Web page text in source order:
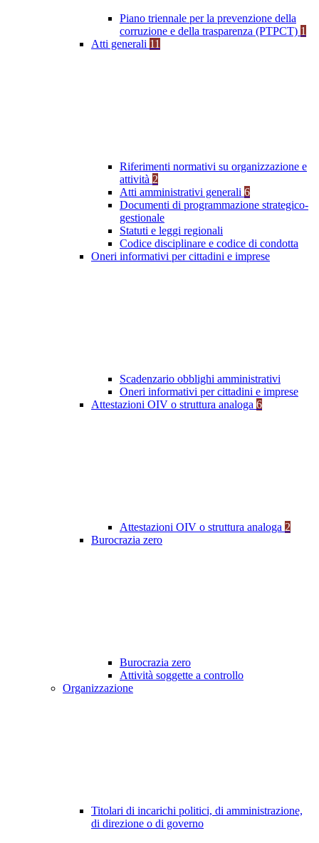
Piano triennale per la prevenzione della
corruzione e della trasparenza (PTPCT) 1
Atti generali 11
Riferimenti normativi su organizzazione e
attività 2
Atti amministrativi generali 6
Documenti di programmazione strategico-
gestionale
Statuti e leggi regionali
Codice disciplinare e codice di condotta
Oneri informativi per cittadini e imprese
Scadenzario obblighi amministrativi
Oneri informativi per cittadini e imprese
Attestazioni OIV o struttura analoga 6
Attestazioni OIV o struttura analoga 2
Burocrazia zero
Burocrazia zero
Attività soggette a controllo
Organizzazione
Titolari di incarichi politici, di amministrazione,
di direzione o di governo